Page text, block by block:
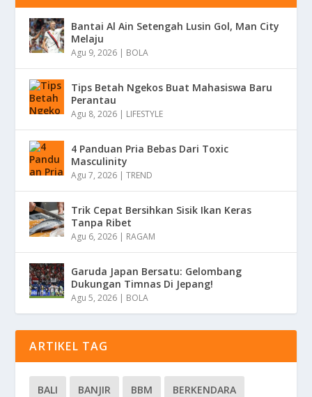
Bantai Al Ain Setengah Lusin Gol, Man City
Melaju
Agu 9, 2026 | BOLA
Tips Betah Ngekos Buat Mahasiswa Baru
Perantau
Agu 8, 2026 | LIFESTYLE
4 Panduan Pria Bebas Dari Toxic
Masculinity
Agu 7, 2026 |TREND
Trik Cepat Bersihkan Sisik Ikan Keras
Tanpa Ribet
Agu 6, 2026 | RAGAM
Garuda Japan Bersatu: Gelombang
Dukungan Timnas Di Jepang!
Agu 5, 2026 | BOLA
ARTIKEL TAG
BALI BANJIR BBM BERKENDARA